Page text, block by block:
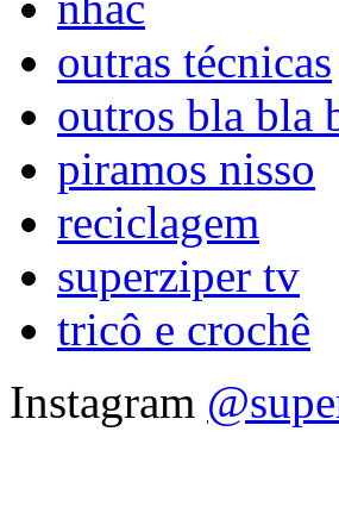
outras técnicas
outros bla bla
piramos nisso
reciclagem
superziper tv
tricô e crochê
Instagram